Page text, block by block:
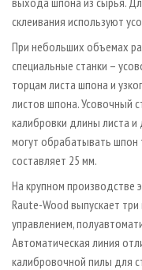
склеивания используют
При небольших объемах
специальные станки –
торцам листа шпона и
листов шпона. Усовочный
калибровки длины листа и
могут обрабатывать шпон
составляет 25 мм.
На крупном производстве
Raute-Wood выпускает
управлением,
Автоматическая линия
калибровочной пилы для